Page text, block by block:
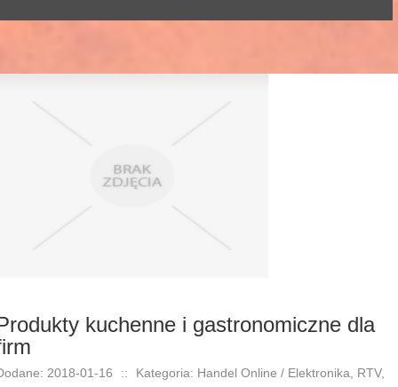
kuchenne i gastronomiczne dla
2018-01-16 ::
Kategoria: Handel Online / Elektronika, RTV,